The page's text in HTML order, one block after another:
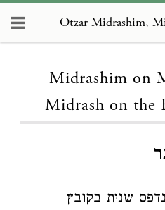
Midrashim on
Midrash on the
שנית בקובץ